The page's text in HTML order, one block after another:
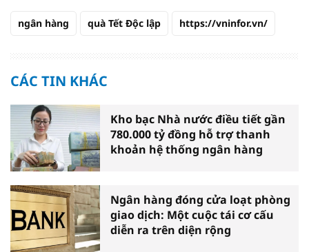
ngân hàng quà Tết Độc lập https://vninfor.vn/
CÁC TIN KHÁC
Kho bạc Nhà nước điều tiết gần
780.000 tỷ đồng hỗ trợ thanh
khoản hệ thống ngân hàng
Ngân hàng đóng cửa loạt phòng
giao dịch: Một cuộc tái cơ cấu
diễn ra trên diện rộng